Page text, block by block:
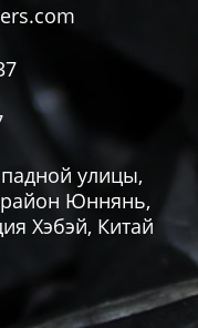
улицы,
район Юннянь,
Хэбэй, Китай